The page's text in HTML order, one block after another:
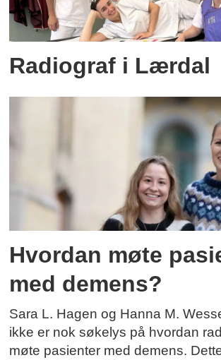
Radiograf i Lærdal
Hvordan møte
med demens?
Sara L. Hagen og Hanna M.
ikke er nok søkelys på hvordan
møte pasienter med demens.